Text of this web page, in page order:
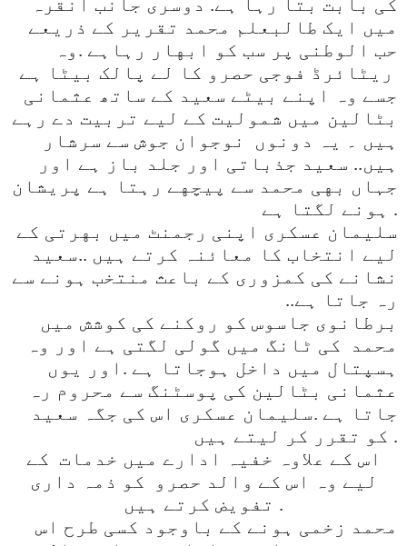
کی بابت بتا رہا ہے. دوسری جانب انقرہ
میں ایک طالبعلم محمد تقریر کے ذریعے
حب الوطنی پر سب کو ابهار رہاہے .وہ
ریٹائرڈ فوجی حصرو کا لے پالک بیٹا ہے
جسے وہ اپنے بیٹے سعید کے ساتھ عثمانی
بٹالین میں شمولیت کے لیے تربیت دے رہے
ہیں ۔ یہ دونوں
نوجوان جوش سے سرشار
ہیں.. سعید جذباتی اور جلد باز ہے اور
جہاں بهی محمد سے پیچهے رہتا ہے پریشان
ہونے لگتا ہے .
سلیمان عسکری اپنی رجمنٹ میں بهرتی کے
لیے انتخاب کا معائنہ کرتے ہیں ..سعید
نشانے کی کمزوری کے باعث منتخب ہونے سے
رہ جاتا ہے..
برطانوی جاسوس کو روکنے کی کوشش میں
محمد
کی ٹانگ میں گولی لگتی ہے اور وہ
ہسپتال میں داخل ہوجاتا ہے .اور یوں
عثمانی بٹالین کی پوسٹنگ سے محروم رہ
جاتا ہے .سلیمان عسکری اس کی جگہ سعید
کو تقرر کر لیتے ہیں .
اس کے علاوہ خفیہ ادارے میں خدمات کے
لیے وہ اس کے والد حصرو کو ذمہ داری
تفویض کرتے ہیں .
محمد زخمی ہونے کے باوجود کسی طرح اس